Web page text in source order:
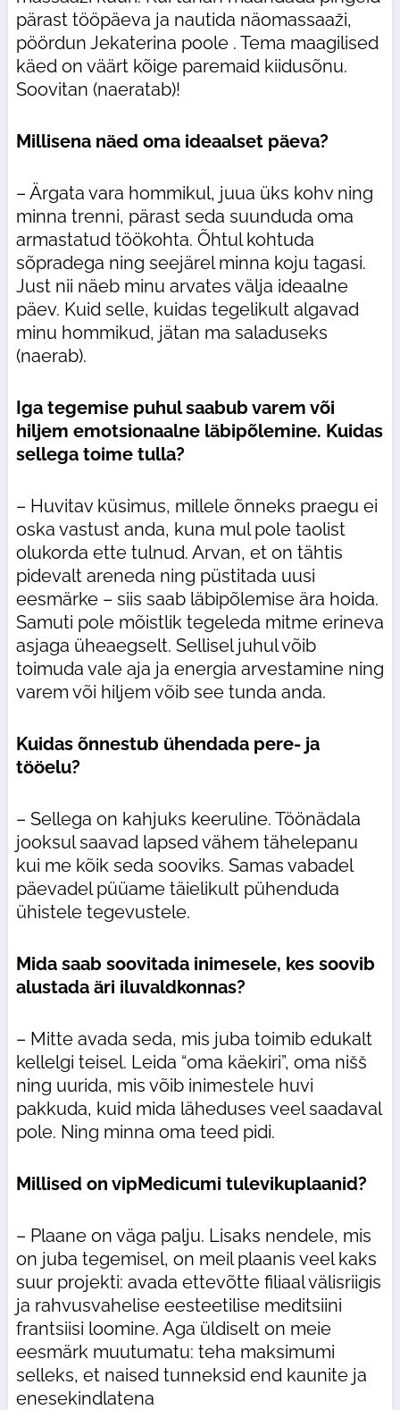
pärast tööpäeva ja nautida näomassaaži,
pöördun Jekaterina poole . Tema maagilised
käed on väärt kõige paremaid kiidusõnu.
Soovitan (naeratab)!
Millisena näed oma ideaalset päeva?
– Ärgata vara hommikul, juua üks kohv ning
minna trenni, pärast seda suunduda oma
armastatud töökohta. Õhtul kohtuda
sõpradega ning seejärel minna koju tagasi.
Just nii näeb minu arvates välja ideaalne
päev. Kuid selle, kuidas tegelikult algavad
minu hommikud, jätan ma saladuseks
(naerab).
Iga tegemise puhul saabub varem või
hiljem emotsionaalne läbipõlemine. Kuidas
sellega toime tulla?
– Huvitav küsimus, millele õnneks praegu ei
oska vastust anda, kuna mul pole taolist
olukorda ette tulnud. Arvan, et on tähtis
pidevalt areneda ning püstitada uusi
eesmärke – siis saab läbipõlemise ära hoida.
Samuti pole mõistlik tegeleda mitme erineva
asjaga üheaegselt. Sellisel juhul võib
toimuda vale aja ja energia arvestamine ning
varem või hiljem võib see tunda anda.
Kuidas õnnestub ühendada pere- ja
tööelu?
– Sellega on kahjuks keeruline. Töönädala
jooksul saavad lapsed vähem tähelepanu
kui me kõik seda sooviks. Samas vabadel
päevadel püüame täielikult pühenduda
ühistele tegevustele.
Mida saab soovitada inimesele, kes soovib
alustada äri iluvaldkonnas?
– Mitte avada seda, mis juba toimib edukalt
kellelgi teisel. Leida “oma käekiri”, oma nišš
ning uurida, mis võib inimestele huvi
pakkuda, kuid mida läheduses veel saadaval
pole. Ning minna oma teed pidi.
Millised on vipMedicumi tulevikuplaanid?
– Plaane on väga palju. Lisaks nendele, mis
on juba tegemisel, on meil plaanis veel kaks
suur projekti: avada ettevõtte filiaal välisriigis
ja rahvusvahelise eesteetilise meditsiini
frantsiisi loomine. Aga üldiselt on meie
eesmärk muutumatu: teha maksimumi
selleks, et naised tunneksid end kaunite ja
enesekindlatena